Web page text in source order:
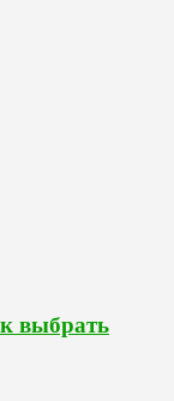
выбрать